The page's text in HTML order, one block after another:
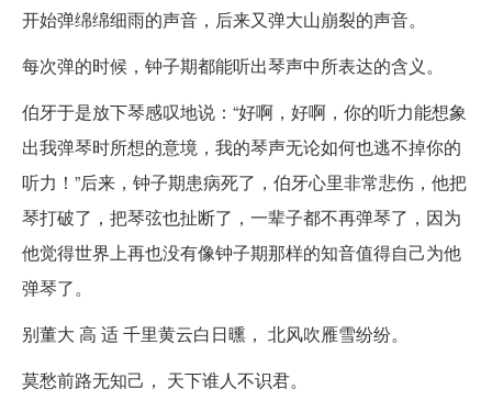
开始弹绵绵细雨的声音，后来又弹大山崩裂的声音。
每次弹的时候，钟子期都能听出琴声中所表达的含义。
伯牙于是放下琴感叹地说：“好啊，好啊，你的听力能想象
出我弹琴时所想的意境，我的琴声无论如何也逃不掉你的
听力！”后来，钟子期患病死了，伯牙心里非常悲伤，他把
琴打破了，把琴弦也扯断了，一辈子都不再弹琴了，因为
他觉得世界上再也没有像钟子期那样的知音值得自己为他
弹琴了。
别董大 高 适 千里黄云白日曛， 北风吹雁雪纷纷。
莫愁前路无知己， 天下谁人不识君。